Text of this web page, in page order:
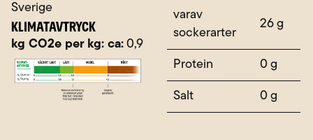
Sverige
KLIMATAVTRYCK
kg CO2e per kg: ca: 0,9
varav
sockerarter
26 g
Protein 0 g
Salt 0 g